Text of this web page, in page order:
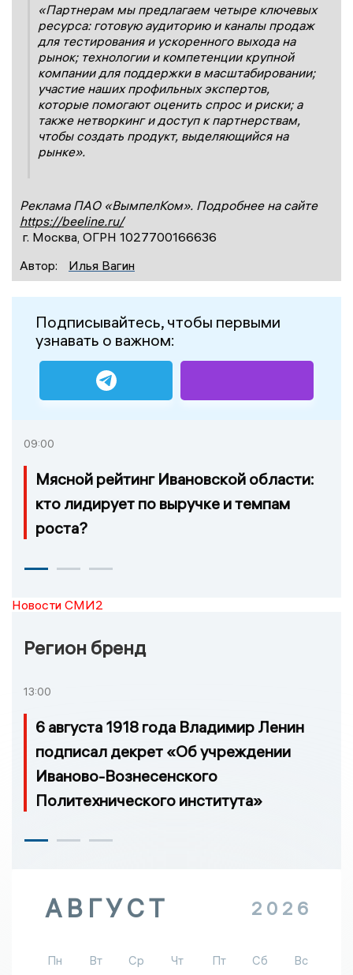
«Партнерам мы предлагаем четыре ключевых
ресурса: готовую аудиторию и каналы продаж
для тестирования и ускоренного выхода на
рынок; технологии и компетенции крупной
компании для поддержки в масштабировании;
участие наших профильных экспертов,
которые помогают оценить спрос и риски; а
также нетворкинг и доступ к партнерствам,
чтобы создать продукт, выделяющийся на
рынке».
Реклама ПАО «ВымпелКом». Подробнее на сайте
https://beeline.ru/
г. Москва, ОГРН 1027700166636
Автор:
Илья Вагин
Подписывайтесь, чтобы первыми
узнавать о важном:
09:00
Мясной рейтинг Ивановской области:
кто лидирует по выручке и темпам
роста?
Новости СМИ2
Регион бренд
13:00
6 августа 1918 года Владимир Ленин
подписал декрет «Об учреждении
Иваново-Вознесенского
Политехнического института»
АВГУСТ 2026
Пн Вт Ср Чт Пт Сб
Вс